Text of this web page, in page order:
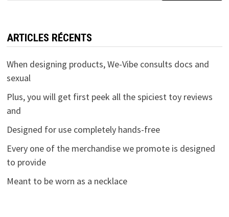
ARTICLES RÉCENTS
When designing products, We-Vibe consults docs and
sexual
Plus, you will get first peek all the spiciest toy reviews
and
Designed for use completely hands-free
Every one of the merchandise we promote is designed
to provide
Meant to be worn as a necklace